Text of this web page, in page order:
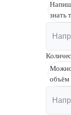
Франшизазнать
Можно
объём